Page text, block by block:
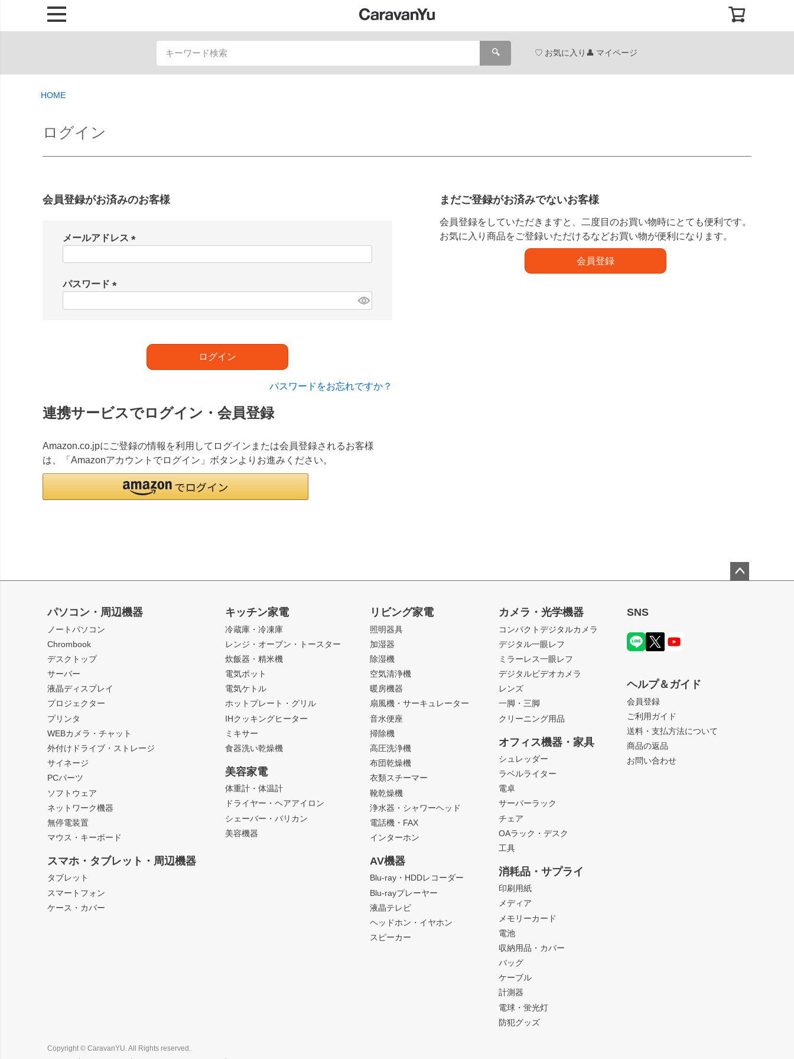
🔍 お気に入り マイページ
HOME
ログイン
会員登録がお済みのお客様
メールアドレス
パスワード
ログイン
パスワードをお忘れですか？
連携サービスでログイン・会員登録
Amazon.co.jpにご登録の情報を利用してログインまたは会員登録されるお客様
は、「Amazonアカウントでログイン」ボタンよりお進みください。
まだご登録がお済みでないお客様
会員登録をしていただきますと、二度目のお買い物時にとても便利です。
お気に入り商品をご登録いただけるなどお買い物が便利になります。
会員登録
パソコン・周辺機器
ノートパソコン
Chrombook
デスクトップ
サーバー
液晶ディスプレイ
プロジェクター
プリンタ
WEBカメラ・チャット
外付けドライブ・ストレージ
サイネージ
PCパーツ
ソフトウェア
ネットワーク機器
無停電装置
マウス・キーボード
スマホ・タブレット・周辺機器
タブレット
スマートフォン
ケース・カバー
キッチン家電
冷蔵庫・冷凍庫
レンジ・オーブン・トースター
炊飯器・精米機
電気ポット
電気ケトル
ホットプレート・グリル
IHクッキングヒーター
ミキサー
食器洗い乾燥機
美容家電
体重計・体温計
ドライヤー・ヘアアイロン
シェーバー・バリカン
美容機器
リビング家電
照明器具
加湿器
除湿機
空気清浄機
暖房機器
扇風機・サーキュレーター
音水便座
掃除機
高圧洗浄機
布団乾燥機
衣類スチーマー
靴乾燥機
浄水器・シャワーヘッド
電話機・FAX
インターホン
AV機器
Blu-ray・HDDレコーダー
Blu-rayプレーヤー
液晶テレビ
ヘッドホン・イヤホン
スピーカー
カメラ・光学機器
コンパクトデジタルカメラ
デジタル一眼レフ
ミラーレス一眼レフ
デジタルビデオカメラ
レンズ
一脚・三脚
クリーニング用品
オフィス機器・家具
シュレッダー
ラベルライター
電卓
サーバーラック
チェア
OAラック・デスク
工具
消耗品・サプライ
印刷用紙
メディア
メモリーカード
電池
収納用品・カバー
バッグ
ケーブル
計測器
電球・蛍光灯
防犯グッズ
SNS
ヘルプ＆ガイド
会員登録
ご利用ガイド
送料・支払方法について
商品の返品
お問い合わせ
Copyright © CaravanYU. All Rights reserved.